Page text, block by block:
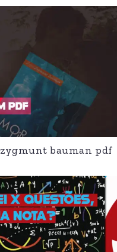
bauman pdf